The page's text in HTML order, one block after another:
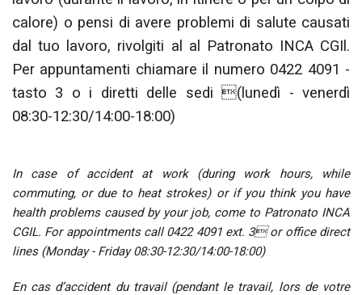
calore) o pensi di avere problemi di salute causati
dal tuo lavoro, rivolgiti al al Patronato INCA CGIl.
Per appuntamenti chiamare il numero 0422 4091 -
tasto 3 o i diretti delle sedi (lunedì - venerdì
08:30-12:30/14:00-18:00)
In case of accident at work (during work hours, while
commuting, or due to heat strokes) or if you think you have
health problems caused by your job, come to Patronato INCA
CGIL. For appointments call 0422 4091 ext. 3 or office direct
lines (Monday - Friday 08:30-12:30/14:00-18:00)
En cas d’accident du travail (pendant le travail, lors de votre